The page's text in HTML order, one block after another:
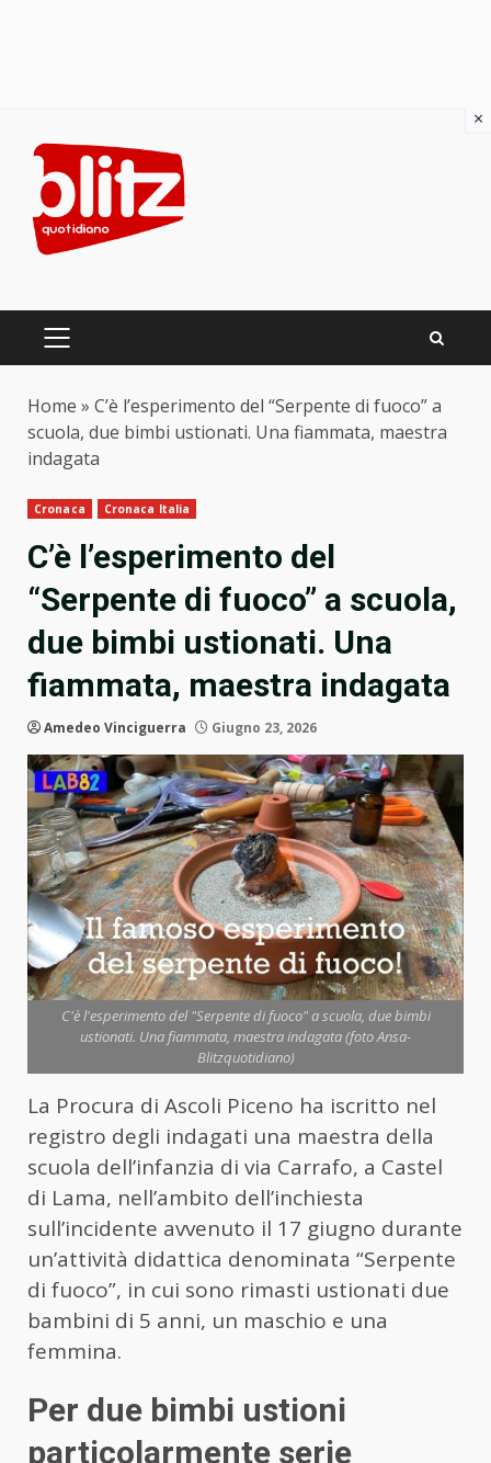
content
PRIMARY
Home » C’è l’esperimento del “Serpente di fuoco” a
scuola, due bimbi ustionati. Una fiammata, maestra
indagata
Cronaca Cronaca Italia
C’è l’esperimento del
“Serpente di fuoco” a scuola,
due bimbi ustionati. Una
fiammata, maestra indagata
Amedeo Vinciguerra Giugno 23, 2026
C'è l'esperimento del "Serpente di fuoco" a scuola, due bimbi
ustionati. Una fiammata, maestra indagata (foto Ansa-
Blitzquotidiano)
La Procura di Ascoli Piceno ha iscritto nel
registro degli indagati una maestra della
scuola dell’infanzia di via Carrafo, a Castel
di Lama, nell’ambito dell’inchiesta
sull’incidente avvenuto il 17 giugno durante
un’attività didattica denominata “Serpente
di fuoco”, in cui sono rimasti ustionati due
bambini di 5 anni, un maschio e una
femmina.
Per due bimbi ustioni
particolarmente serie
×